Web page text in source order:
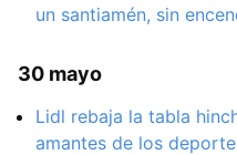
un santiamén, sin
30 mayo
Lidl rebaja la tabla
amantes de los